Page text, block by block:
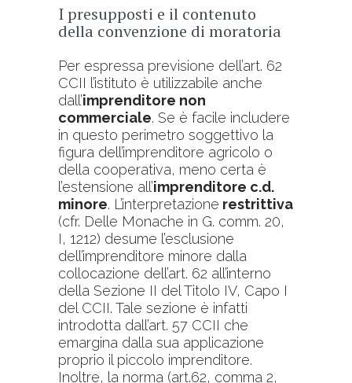
I presupposti e il contenuto
della convenzione di moratoria
Per espressa previsione dell’art. 62
CCII l’istituto è utilizzabile anche
dall’imprenditore non
commerciale. Se è facile includere
in questo perimetro soggettivo la
figura dell’imprenditore agricolo o
della cooperativa, meno certa è
l’estensione all’imprenditore c.d.
minore. L’interpretazione restrittiva
(cfr. Delle Monache in G. comm. 20,
I, 1212) desume l’esclusione
dell’imprenditore minore dalla
collocazione dell’art. 62 all’interno
della Sezione II del Titolo IV, Capo I
del CCII. Tale sezione è infatti
introdotta dall’art. 57 CCII che
emargina dalla sua applicazione
proprio il piccolo imprenditore.
Inoltre, la norma (art.62, comma 2,